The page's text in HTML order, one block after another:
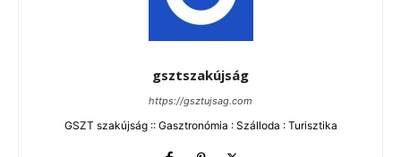
gsztszakújság
https://gsztujsag.com
GSZT szakújság :: Gasztronómia : Szálloda : Turisztika